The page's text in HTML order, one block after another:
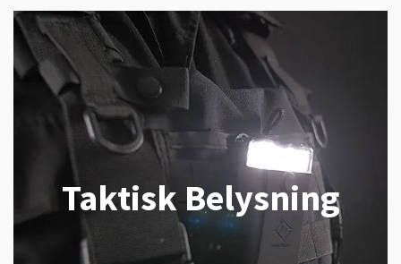
Taktisk Belysning